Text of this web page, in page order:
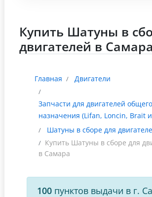
Купить Шатуны в
двигателей в Самара
Главная Двигатели
Запчасти для двигателей общего
назначения (Lifan, Loncin, Brait
Шатуны в сборе для
Купить Шатуны в сборе для
в Самара
100 пунктов выдачи в г.